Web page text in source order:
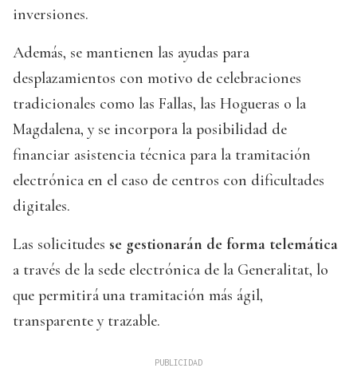
inversiones.
Además, se mantienen las ayudas para
desplazamientos con motivo de celebraciones
tradicionales como las Fallas, las Hogueras o la
Magdalena, y se incorpora la posibilidad de
financiar asistencia técnica para la tramitación
electrónica en el caso de centros con dificultades
digitales.
Las solicitudes se gestionarán de forma telemática
a través de la sede electrónica de la Generalitat, lo
que permitirá una tramitación más ágil,
transparente y trazable.